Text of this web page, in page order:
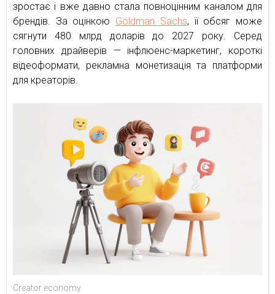
зростає і вже давно стала повноцінним каналом для
брендів. За оцінкою Goldman Sachs, її обсяг може
сягнути 480 млрд доларів до 2027 року. Серед
головних драйверів — інфлюенс-маркетинг, короткі
відеоформати, рекламна монетизація та платформи
для креаторів.
Creator economy